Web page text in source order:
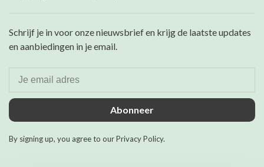
Schrijf je in voor onze nieuwsbrief en krijg de laatste updates
en aanbiedingen in je email.
Abonneer
By signing up, you agree to our Privacy Policy.